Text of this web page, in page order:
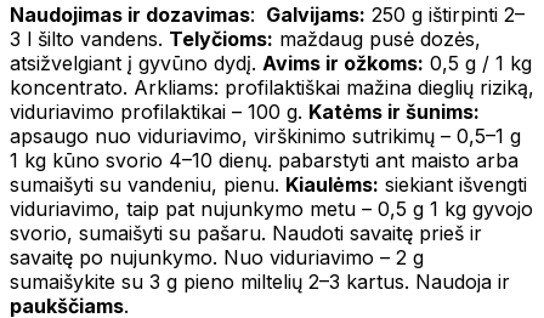
Naudojimas ir dozavimas: Galvijams: 250 g ištirpinti 2–
3 l šilto vandens. Telyčioms: maždaug pusė dozės,
atsižvelgiant į gyvūno dydį. Avims ir ožkoms: 0,5 g / 1 kg
koncentrato. Arkliams: profilaktiškai mažina dieglių riziką,
viduriavimo profilaktikai – 100 g. Katėms ir šunims:
apsaugo nuo viduriavimo, virškinimo sutrikimų – 0,5–1 g
1 kg kūno svorio 4–10 dienų. pabarstyti ant maisto arba
sumaišyti su vandeniu, pienu. Kiaulėms: siekiant išvengti
viduriavimo, taip pat nujunkymo metu – 0,5 g 1 kg gyvojo
svorio, sumaišyti su pašaru. Naudoti savaitę prieš ir
savaitę po nujunkymo. Nuo viduriavimo – 2 g
sumaišykite su 3 g pieno miltelių 2–3 kartus. Naudoja ir
paukščiams.